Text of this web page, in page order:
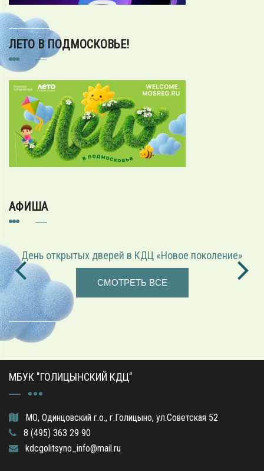
ЛЕТО В ПОДМОСКОВЬЕ!
АФИША
«Играем в режиссёра» — театрализованная программа
СМОТРЕТЬ ВСЕ
МБУК "ГОЛИЦЫНСКИЙ КДЦ"
МО, Одинцовский г.о., г.Голицыно, ул.Советская 52
8 (495) 363 29 90
kdcgolitsyno_info@mail.ru